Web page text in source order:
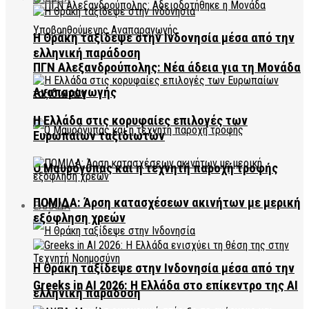
ΠΓΝ Αλεξανδρούπολης: Νέα άδεια για τη Μονάδα
Αναπαραγωγής
Ο Μαυρόγυπας και η τεχνητή παροχή τροφής
ΕΛΛΑΔΑ
Η Θράκη ταξίδεψε στην Ινδονησία μέσα από την
ελληνική παράδοση
Η Θράκη ταξίδεψε στην Ινδονησία μέσα από την
ελληνική παράδοση
Η Ελλάδα στις κορυφαίες επιλογές των
Ευρωπαίων ταξιδιωτών
ΠΟΜΙΔΑ: Άρση κατασχέσεων ακινήτων με μερική
εξόφληση χρεών
Greeks in AI 2026: Η Ελλάδα στο επίκεντρο της AI